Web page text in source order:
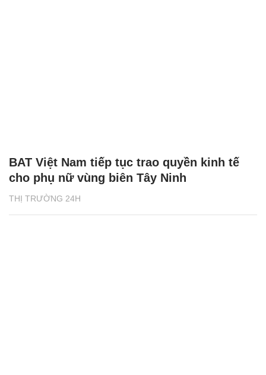
THỊ TRƯỜNG 24H
BAT Việt Nam tiếp tục trao quyền kinh tế
cho phụ nữ vùng biên Tây Ninh